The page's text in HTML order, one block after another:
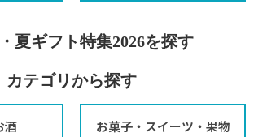
夏ギフト特集2026を探す
カテゴリから探す
酒 お菓子・スイーツ・果物